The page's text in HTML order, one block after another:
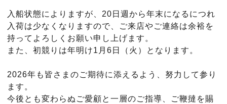
入船状態によりますが、20日週から年末になるにつれ
入荷は少なくなりますので、ご来店やご連絡は余裕を
持ってよろしくお願い申し上げます。
また、初競りは年明け1月6日（火）となります。
2026年も皆さまのご期待に添えるよう、努力して参り
ます。
今後とも変わらぬご愛顧と一層のご指導、ご鞭撻を賜